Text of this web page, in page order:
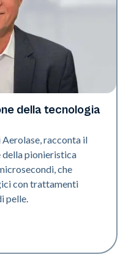
della tecnologia
racconta il
della pionieristica
che
con trattamenti
pelle.